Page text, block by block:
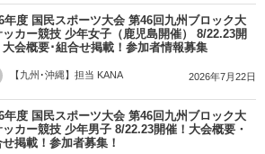
年度 国民スポーツ大会 第46回九州ブロック大
ッカー競技 少年女子（鹿児島開催） 8/22.23開
大会概要･組合せ掲載！参加者情報募集
【九州･沖縄】担当 KANA 2026年7月22日
年度 国民スポーツ大会 第46回九州ブロック大
ッカー競技 少年男子 8/22.23開催！大会概要・
掲載！参加者募集！